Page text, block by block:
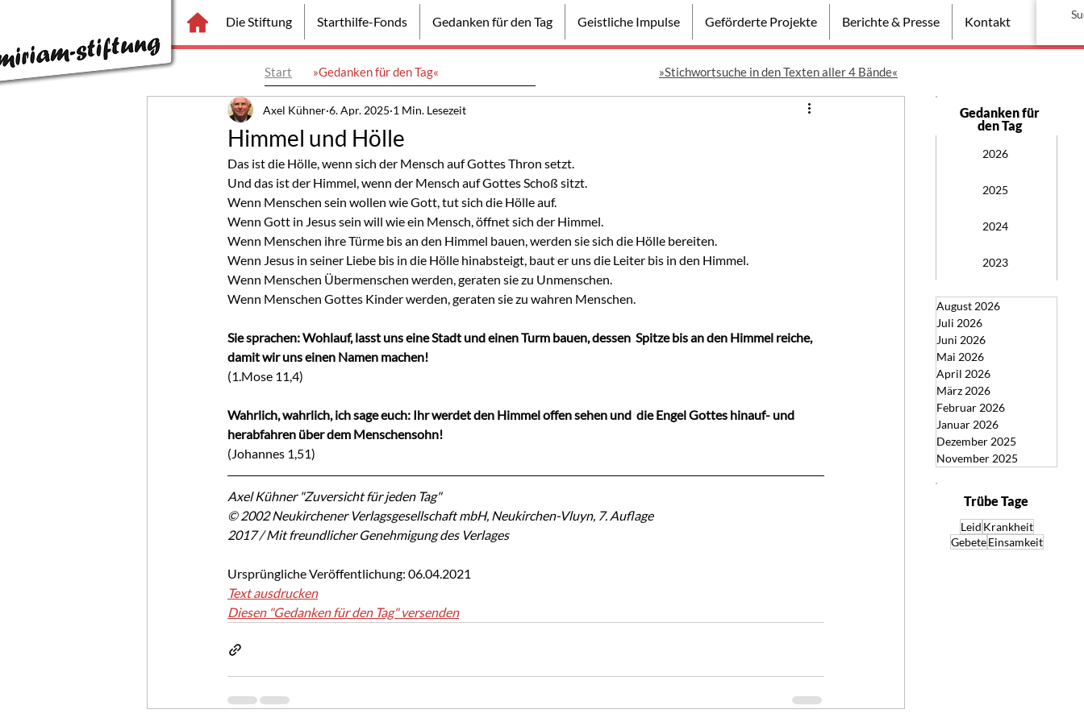
Die Stiftung Starthilfe-Fonds Gedanken für den Tag Geistliche Impulse Geförderte Projekte Berichte & Presse Kontakt
Start »Gedanken für den Tag«
Himmel und Hölle
Axel Kühner 6. Apr. 2025 1 Min. Lesezeit
Das ist die Hölle, wenn sich der Mensch auf Gottes Thron setzt.
Und das ist der Himmel, wenn der Mensch auf Gottes Schoß sitzt.
Wenn Menschen sein wollen wie Gott, tut sich die Hölle auf.
Wenn Gott in Jesus sein will wie ein Mensch, öffnet sich der Himmel.
Wenn Menschen ihre Türme bis an den Himmel bauen, werden sie sich die Hölle bereiten.
Wenn Jesus in seiner Liebe bis in die Hölle hinabsteigt, baut er uns die Leiter bis in den Himmel.
Wenn Menschen Übermenschen werden, geraten sie zu Unmenschen.
Wenn Menschen Gottes Kinder werden, geraten sie zu wahren Menschen.
Sie sprachen: Wohlauf, lasst uns eine Stadt und einen Turm bauen, dessen  Spitze bis an den Himmel reiche,
damit wir uns einen Namen machen!
(1.Mose 11,4)
Wahrlich, wahrlich, ich sage euch: Ihr werdet den Himmel offen sehen und  die Engel Gottes hinauf- und
herabfahren über dem Menschensohn!
(Johannes 1,51)
Axel Kühner "Zuversicht für jeden Tag"
© 2002 Neukirchener Verlagsgesellschaft mbH, Neukirchen-Vluyn, 7. Auflage
2017 / Mit freundlicher Genehmigung des Verlages
Ursprüngliche Veröffentlichung: 06.04.2021
Text ausdrucken
Diesen "Gedanken für den Tag" versenden
Gedanken für
den Tag
2026
2025
2024
2023
August 2026
Juli 2026
Juni 2026
Mai 2026
April 2026
März 2026
Februar 2026
Januar 2026
Dezember 2025
November 2025
»Stichwortsuche in den Texten aller 4 Bände«
Trübe Tage
Leid Krankheit
Gebete Einsamkeit